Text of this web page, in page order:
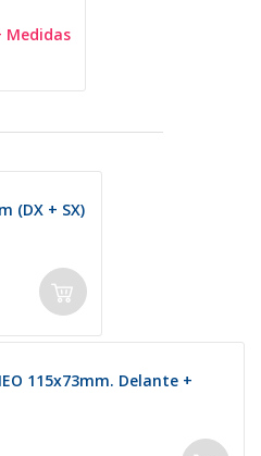
Medidas
(DX + SX)
115x73mm. Delante +